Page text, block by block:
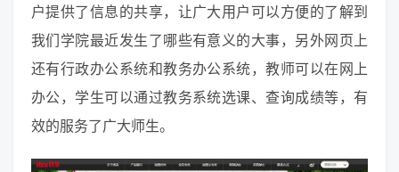
户提供了信息的共享，让广大用户可以方便的了解到
我们学院最近发生了哪些有意义的大事，另外网页上
还有行政办公系统和教务办公系统，教师可以在网上
办公，学生可以通过教务系统选课、查询成绩等，有
效的服务了广大师生。